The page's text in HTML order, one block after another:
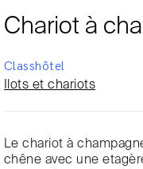
Chariot à
Classhôtel
Ilots et chariots
Le chariot à
chêne avec une